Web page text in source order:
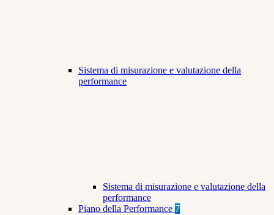
Sistema di misurazione e valutazione della
performance
Sistema di misurazione e valutazione della
performance
Piano della Performance 7